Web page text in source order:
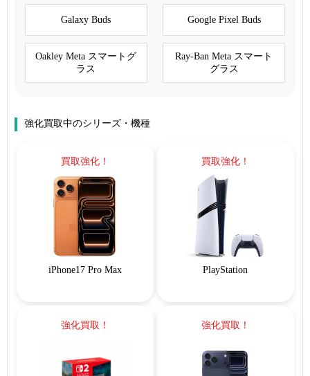
Galaxy Buds Google Pixel Buds
Oakley Meta スマートグ
ラス
Ray-Ban Meta スマート
グラス
強化買取中のシリーズ・機種
買取強化！
iPhone17 Pro Max
買取強化！
PlayStation
強化買取！ 強化買取！